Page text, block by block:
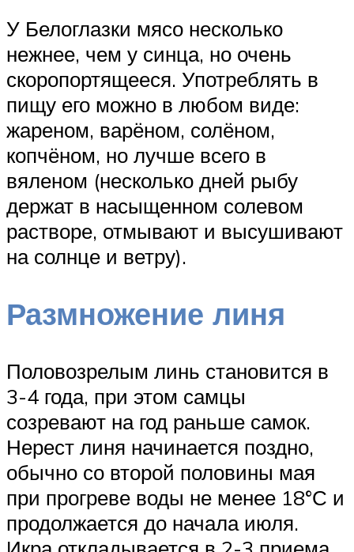
У Белоглазки мясо несколько
нежнее, чем у синца, но очень
скоропортящееся. Употреблять в
пищу его можно в любом виде:
жареном, варёном, солёном,
копчёном, но лучше всего в
вяленом (несколько дней рыбу
держат в насыщенном солевом
растворе, отмывают и высушивают
на солнце и ветру).
Размножение линя
Половозрелым линь становится в
3-4 года, при этом самцы
созревают на год раньше самок.
Нерест линя начинается поздно,
обычно со второй половины мая
при прогреве воды не менее 18°С и
продолжается до начала июля.